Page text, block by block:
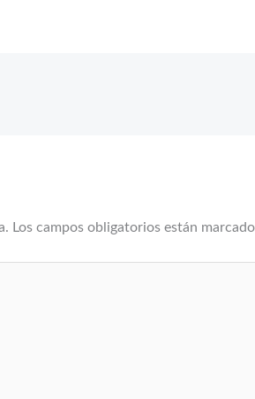
Los campos obligatorios están